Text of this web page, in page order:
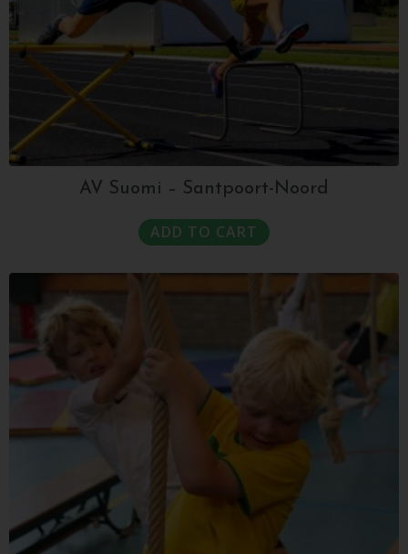
AV Suomi – Santpoort-Noord
ADD TO CART